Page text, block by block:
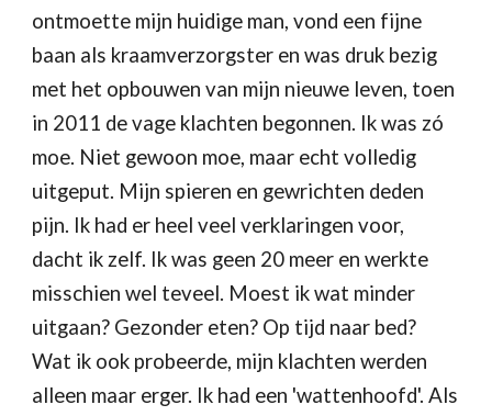
ontmoette mijn huidige man, vond een fijne
baan als kraamverzorgster en was druk bezig
met het opbouwen van mijn nieuwe leven, toen
in 2011 de vage klachten begonnen. Ik was zó
moe. Niet gewoon moe, maar echt volledig
uitgeput. Mijn spieren en gewrichten deden
pijn. Ik had er heel veel verklaringen voor,
dacht ik zelf. Ik was geen 20 meer en werkte
misschien wel teveel. Moest ik wat minder
uitgaan? Gezonder eten? Op tijd naar bed?
Wat ik ook probeerde, mijn klachten werden
alleen maar erger. Ik had een 'wattenhoofd'. Als